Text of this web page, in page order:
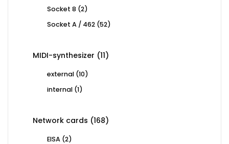
Socket 8 22
Socket A / 462 5252
MIDI-synthesizer 1111
external 1010
internal 11
Network cards 168168
EISA 22